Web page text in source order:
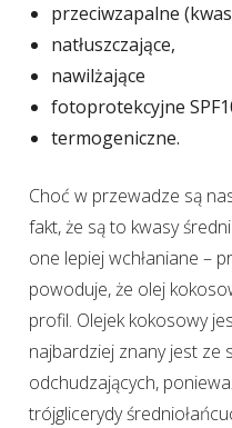
przeciwzapalne
natłuszczające,
nawilżające
fotoprotekcyjne
termogeniczne.
Choć w przewadze są
fakt, że są to kwasy
one lepiej wchłaniane –
powoduje, że olej
profil. Olejek kokosowy
najbardziej znany jest ze
odchudzających,
trójglicerydy